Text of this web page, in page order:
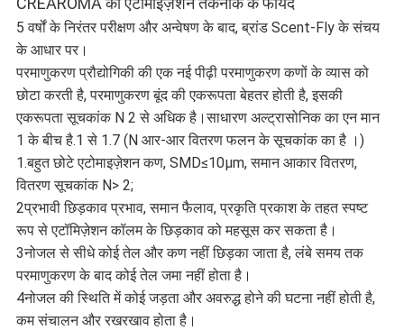
5 वर्षों के निरंतर परीक्षण और अन्वेषण के बाद, ब्रांड Scent-Fly के संचय
के आधार पर।
परमाणुकरण प्रौद्योगिकी की एक नई पीढ़ी परमाणुकरण कणों के व्यास को
छोटा करती है, परमाणुकरण बूंद की एकरूपता बेहतर होती है, इसकी
एकरूपता सूचकांक N 2 से अधिक है।साधारण अल्ट्रासोनिक का एन मान
1 के बीच है.1 से 1.7 (N आर-आर वितरण फलन के सूचकांक का है ।)
1.बहुत छोटे एटोमाइज़ेशन कण, SMD≤10μm, समान आकार वितरण,
वितरण सूचकांक N> 2;
2प्रभावी छिड़काव प्रभाव, समान फैलाव, प्रकृति प्रकाश के तहत स्पष्ट
रूप से एटॉमिज़ेशन कॉलम के छिड़काव को महसूस कर सकता है।
3नोजल से सीधे कोई तेल और कण नहीं छिड़का जाता है, लंबे समय तक
परमाणुकरण के बाद कोई तेल जमा नहीं होता है।
4नोजल की स्थिति में कोई जड़ता और अवरुद्ध होने की घटना नहीं होती है,
कम संचालन और रखरखाव होता है।